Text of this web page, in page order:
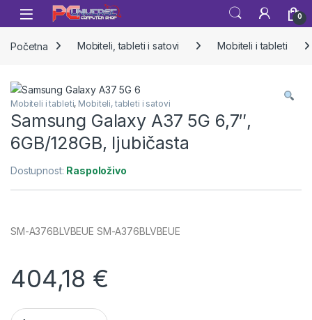
Skip to navigation
Skip to content
Open 0
Početna Mobiteli, tableti i satovi Mobiteli i tableti
Mobiteli i tableti, Mobiteli, tableti i satovi
Samsung Galaxy A37 5G 6,7″,
6GB/128GB, ljubičasta
Dostupnost: Raspoloživo
SM-A376BLVBEUE SM-A376BLVBEUE
404,18 €
Samsung Galaxy A37 5G 6,7", 6GB/128GB, ljubičasta quantity